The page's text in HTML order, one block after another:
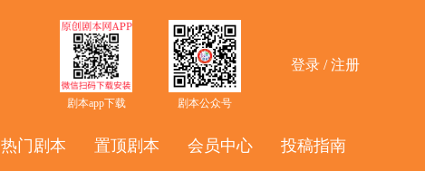
剧本app下载 剧本公众号
登录 / 注册
热门剧本 置顶剧本 会员中心 投稿指南